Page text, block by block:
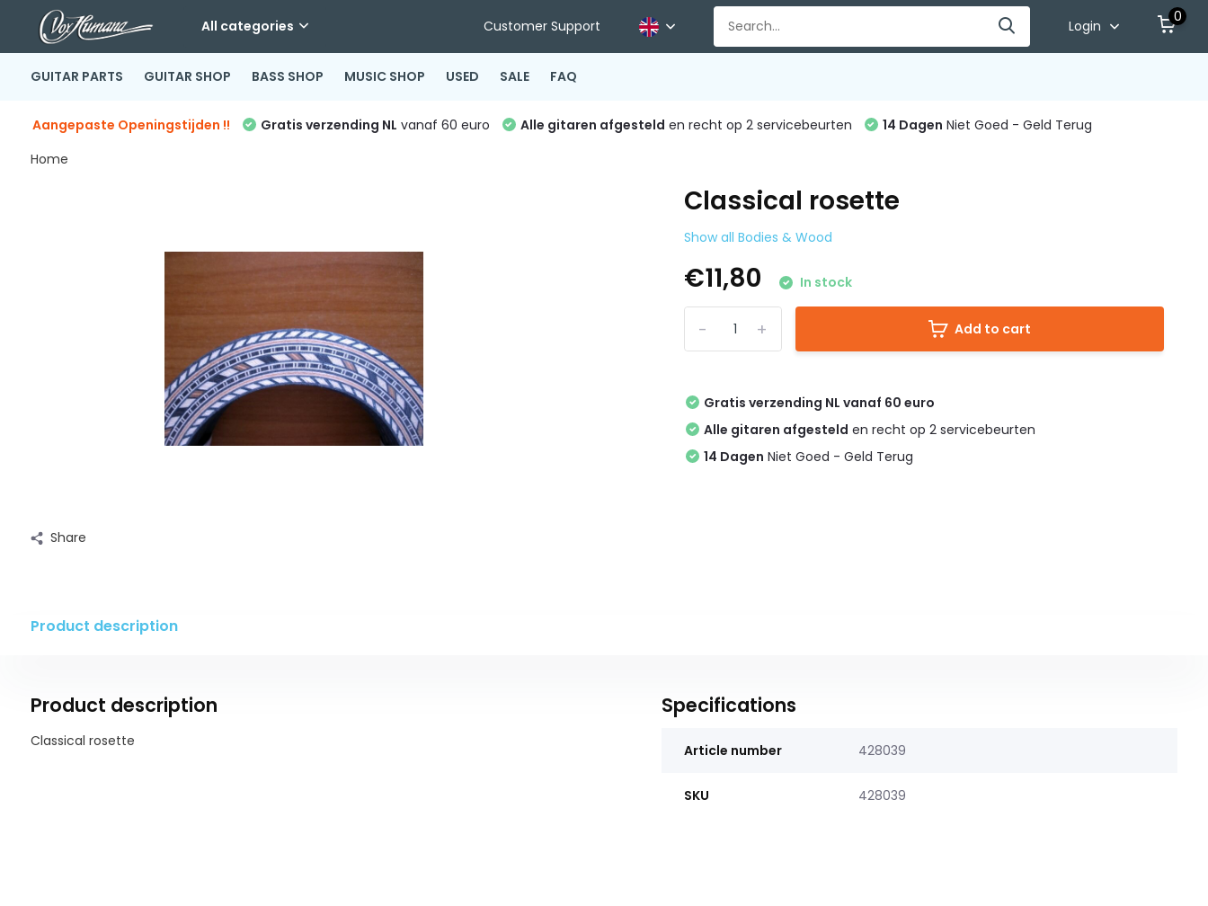
All categories Customer Support Login
0
GUITAR PARTS GUITAR SHOP BASS SHOP MUSIC SHOP USED SALE FAQ
Aangepaste Openingstijden !! Gratis verzending NL vanaf 60 euro Alle gitaren afgesteld en recht op 2 servicebeurten 14 Dagen Niet Goed - Geld Terug
Home
Share
Classical rosette
Show all Bodies & Wood
€11,80 In stock
+
- Add to cart
Gratis verzending NL vanaf 60 euro
Alle gitaren afgesteld en recht op 2 servicebeurten
14 Dagen Niet Goed - Geld Terug
Product description
Product description
Classical rosette
Specifications
Article number 428039
SKU 428039